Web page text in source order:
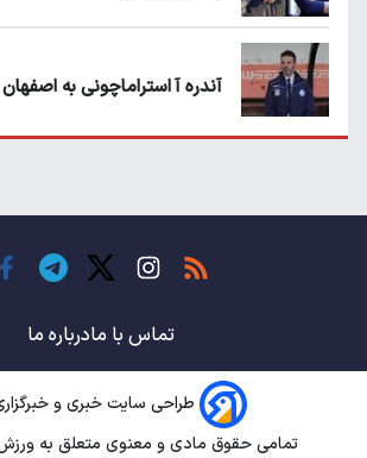
آندره آ استراماچونی به
حسن روی هوا!
باشگاه های جهان
سروش رفیعی مقابل الریان
تماس با مادرباره ما
طراحی سایت خبری و
تمامی حقوق مادی و معنوی متعلق به ورزش ۳۶۰